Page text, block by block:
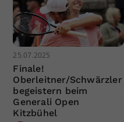
25.07.2025
Finale!
Oberleitner/Schwärzler
begeistern beim
Generali Open
Kitzbühel